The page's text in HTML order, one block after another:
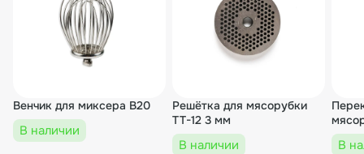
Венчик для миксера B20
В наличии
Решётка для мясорубки
TT-12 3 мм
В наличии В